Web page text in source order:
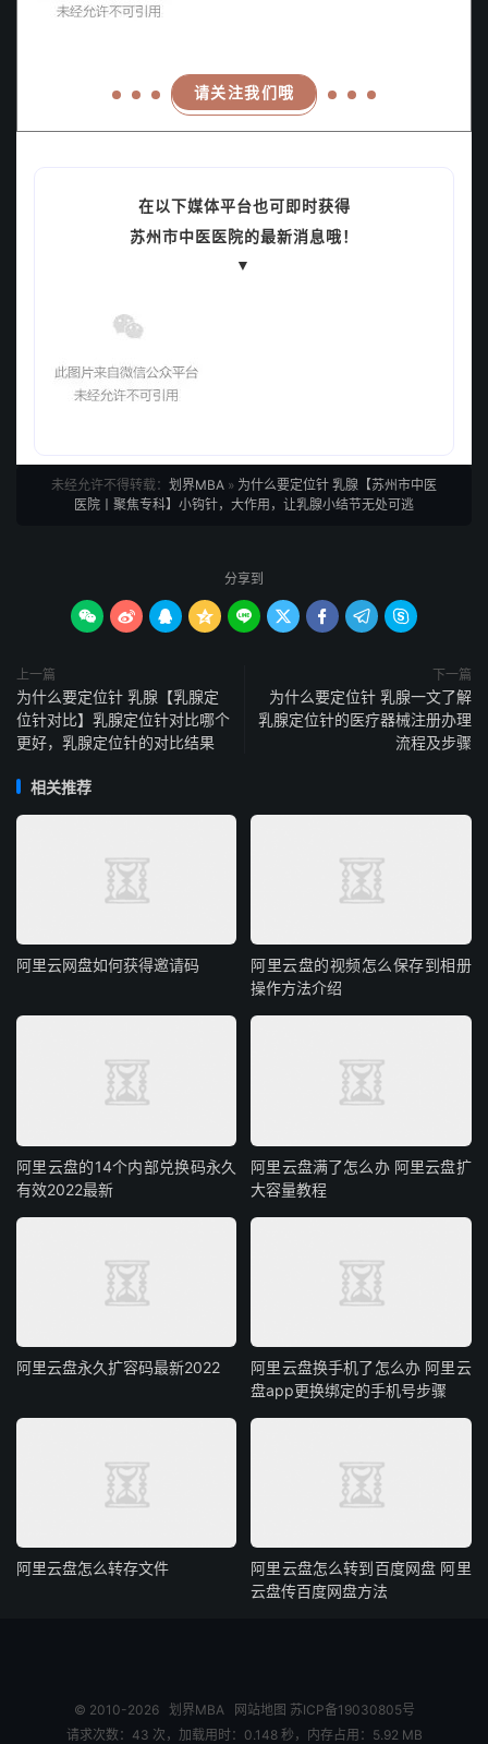
请关注我们哦
在以下媒体平台也可即时获得
苏州市中医医院的最新消息哦！
▼
未经允许不得转载： 划界MBA » 为什么要定位针 乳腺【苏州市中医
医院丨聚焦专科】小钩针，大作用，让乳腺小结节无处可逃
分享到
        
上一篇
为什么要定位针 乳腺【乳腺定
位针对比】乳腺定位针对比哪个
更好，乳腺定位针的对比结果
下一篇
为什么要定位针 乳腺一文了解
乳腺定位针的医疗器械注册办理
流程及步骤
相关推荐
阿里云网盘如何获得邀请码
阿里云盘的视频怎么保存到相册
操作方法介绍
阿里云盘的14个内部兑换码永久
有效2022最新
阿里云盘满了怎么办 阿里云盘扩
大容量教程
阿里云盘永久扩容码最新2022
阿里云盘换手机了怎么办 阿里云
盘app更换绑定的手机号步骤
阿里云盘怎么转存文件
阿里云盘怎么转到百度网盘 阿里
云盘传百度网盘方法
© 2010-2026 划界MBA 网站地图 苏ICP备19030805号
请求次数：43 次，加载用时：0.148 秒，内存占用：5.92 MB